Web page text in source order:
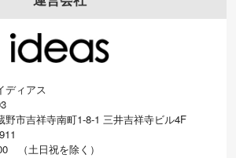
ディアス
野市吉祥寺南町1-8-1 三井吉祥寺ビル4F
（土日祝を除く）